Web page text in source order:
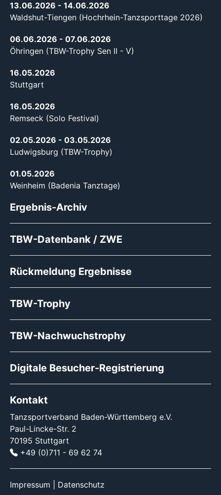
13.06.2026 - 14.06.2026
Waldshut-Tiengen (Hochrhein-Tanzsporttage 2026)
06.06.2026 - 07.06.2026
Öhringen (TBW-Trophy Sen II - V)
16.05.2026
Stuttgart
16.05.2026
Remseck (Solo Festival)
02.05.2026 - 03.05.2026
Ludwigsburg (TBW-Trophy)
01.05.2026
Weinheim (Badenia Tanztage)
Ergebnis-Archiv
TBW-Datenbank / ZWE
Rückmeldung Ergebnisse
TBW-Trophy
TBW-Nachwuchstrophy
Digitale Besucher-Registrierung
Kontakt
Tanzsportverband Baden-Württemberg e.V.
Paul-Lincke-Str. 2
70195 Stuttgart
+49 (0)711 - 69 62 74
Impressum Datenschutz